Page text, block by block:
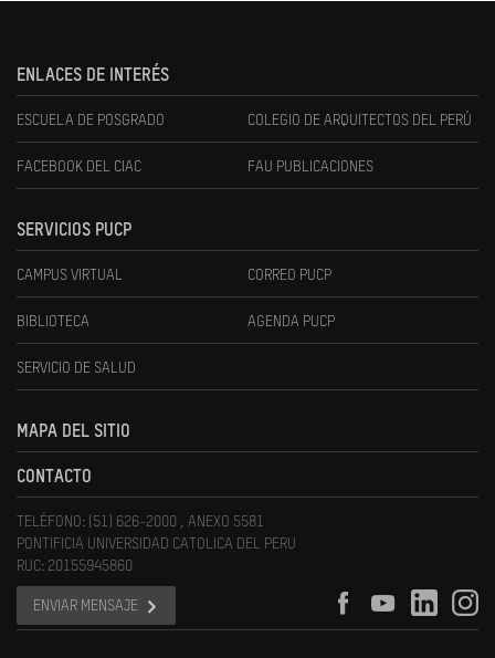
ENLACES DE INTERÉS
ESCUELA DE POSGRADO COLEGIO DE ARQUITECTOS DEL PERÚ
FACEBOOK DEL CIAC FAU PUBLICACIONES
SERVICIOS PUCP
CAMPUS VIRTUAL CORREO PUCP
BIBLIOTECA AGENDA PUCP
SERVICIO DE SALUD
MAPA DEL SITIO
CONTACTO
TELÉFONO: (51) 626-2000 , ANEXO 5581
PONTIFICIA UNIVERSIDAD CATOLICA DEL PERU
RUC: 20155945860
ENVIAR MENSAJE